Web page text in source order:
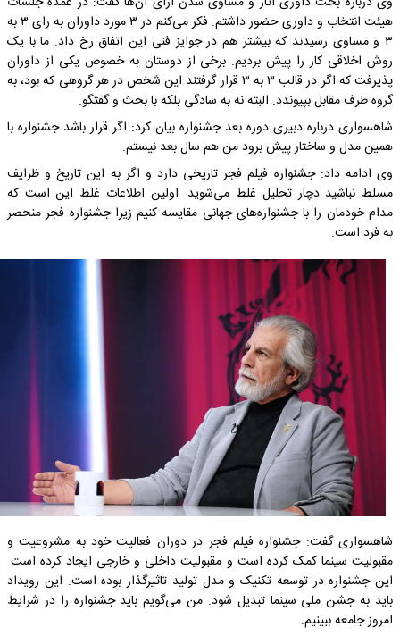
هیئت انتخاب و داوری حضور داشتم. فکر می‌کنم در ۳ مورد داوران به رای ۳ به
۳ و مساوی رسیدند که بیشتر هم در جوایز فنی این اتفاق رخ داد.‌ ما با یک
روش اخلاقی کار را پیش بردیم. برخی از دوستان به خصوص یکی از داوران
پذیرفت که اگر در قالب ۳ به ۳ قرار گرفتند این شخص در هر گروهی که بود، به
گروه طرف مقابل بپیوندد. البته نه به سادگی بلکه با بحث و گفتگو.
شاهسواری درباره دبیری دوره بعد جشنواره بیان کرد: اگر قرار باشد جشنواره با
همین مدل و ساختار پیش برود من هم سال بعد نیستم.
وی ادامه داد: جشنواره فیلم فجر تاریخی دارد و اگر به این تاریخ و ظرایف
مسلط نباشید دچار تحلیل غلط می‌شوید. اولین اطلاعات غلط این است که
مدام خودمان را با جشنواره‌های جهانی مقایسه کنیم زیرا جشنواره فجر منحصر
به فرد است.
شاهسواری گفت: جشنواره فیلم فجر در دوران فعالیت خود به مشروعیت و
مقبولیت سینما کمک کرده است و مقبولیت داخلی و خارجی ایجاد کرده است.
این جشنواره در توسعه تکنیک و مدل تولید تاثیرگذار بوده است. این رویداد
باید به جشن ملی سینما تبدیل شود. من می‌گویم باید جشنواره را در شرایط
امروز جامعه ببینیم.